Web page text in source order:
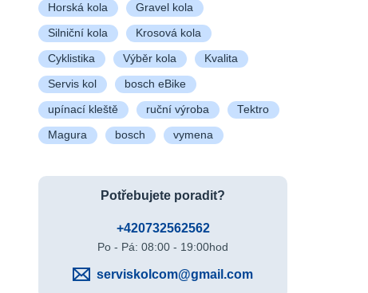
Horská kola Gravel kola
Silniční kola Krosová kola
Cyklistika Výběr kola Kvalita
Servis kol bosch eBike
upínací kleště ruční výroba Tektro
Magura bosch vymena
Potřebujete poradit?
+420732562562
Po - Pá: 08:00 - 19:00hod
serviskolcom@gmail.com